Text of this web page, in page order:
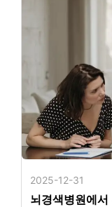
2025-12-31
뇌경색병원에